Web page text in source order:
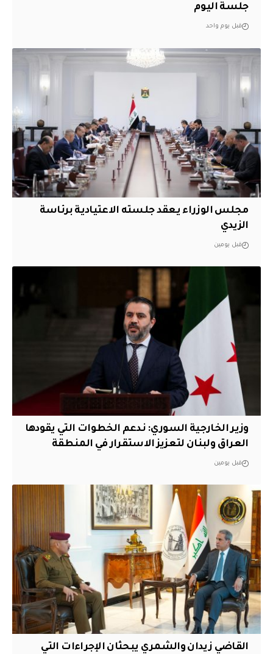
جلسة اليوم
قبل يوم واحد
مجلس الوزراء يعقد جلسته الاعتيادية برئاسة
الزيدي
قبل يومين
وزير الخارجية السوري: ندعم الخطوات التي يقودها
العراق ولبنان لتعزيز الاستقرار في المنطقة
قبل يومين
القاضي زيدان والشمري يبحثان الإجراءات التي